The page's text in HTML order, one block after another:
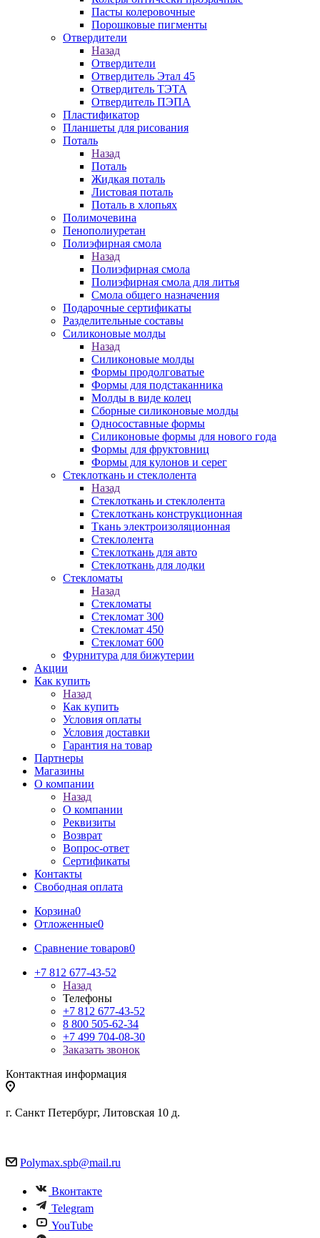
Пасты колеровочные
Порошковые пигменты
Отвердители
Назад
Отвердители
Отвердитель Этал 45
Отвердитель ТЭТА
Отвердитель ПЭПА
Пластификатор
Планшеты для рисования
Поталь
Назад
Поталь
Жидкая поталь
Листовая поталь
Поталь в хлопьях
Полимочевина
Пенополиуретан
Полиэфирная смола
Назад
Полиэфирная смола
Полиэфирная смола для литья
Смола общего назначения
Подарочные сертификаты
Разделительные составы
Силиконовые молды
Назад
Силиконовые молды
Формы продолговатые
Формы для подстаканника
Молды в виде колец
Сборные силиконовые молды
Односоставные формы
Силиконовые формы для нового года
Формы для фруктовниц
Формы для кулонов и серег
Стеклоткань и стеклолента
Назад
Стеклоткань и стеклолента
Стеклоткань конструкционная
Ткань электроизоляционная
Стеклолента
Стеклоткань для авто
Стеклоткань для лодки
Стекломаты
Назад
Стекломаты
Стекломат 300
Стекломат 450
Стекломат 600
Фурнитура для бижутерии
Акции
Как купить
Назад
Как купить
Условия оплаты
Условия доставки
Гарантия на товар
Партнеры
Магазины
О компании
Назад
О компании
Реквизиты
Возврат
Вопрос-ответ
Сертификаты
Контакты
Свободная оплата
Корзина0
Отложенные0
Сравнение товаров0
+7 812 677-43-52
Назад
Телефоны
+7 812 677-43-52
8 800 505-62-34
+7 499 704-08-30
Заказать звонок
Контактная информация
г. Санкт Петербург, Литовская 10 д.
Polymax.spb@mail.ru
Вконтакте
Telegram
YouTube